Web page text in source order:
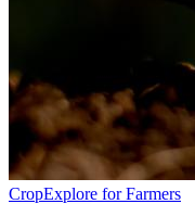
CropExplore for Farmers